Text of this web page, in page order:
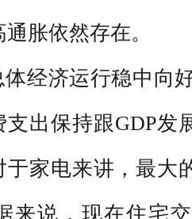
胀依然存在。
济运行稳中向好
出保持跟GDP发
家电来讲，最大
来说，现在住宅